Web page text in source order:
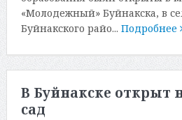
«Молодежный» Буйнакска, в
Буйнакского райо... Подробнее
В Буйнакске открыт
сад